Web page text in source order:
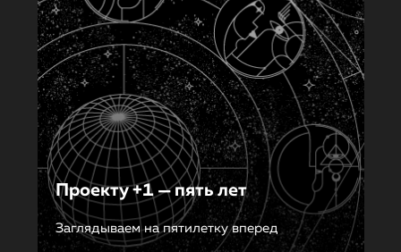
Проекту +1 — пять лет
Заглядываем на пятилетку вперед